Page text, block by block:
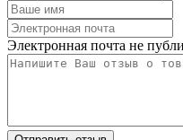
Электронная почта не